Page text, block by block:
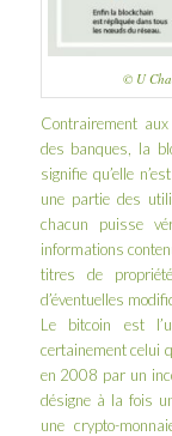
© U
Contrairement
des banques, la
signifie qu’elle
une partie des
chacun puisse
informations
titres de
d’éventuelles
Le bitcoin est
certainement celui
en 2008 par un
désigne à la fois
une crypto-